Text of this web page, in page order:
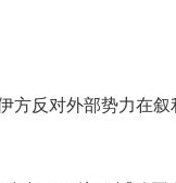
方反对外部势力在